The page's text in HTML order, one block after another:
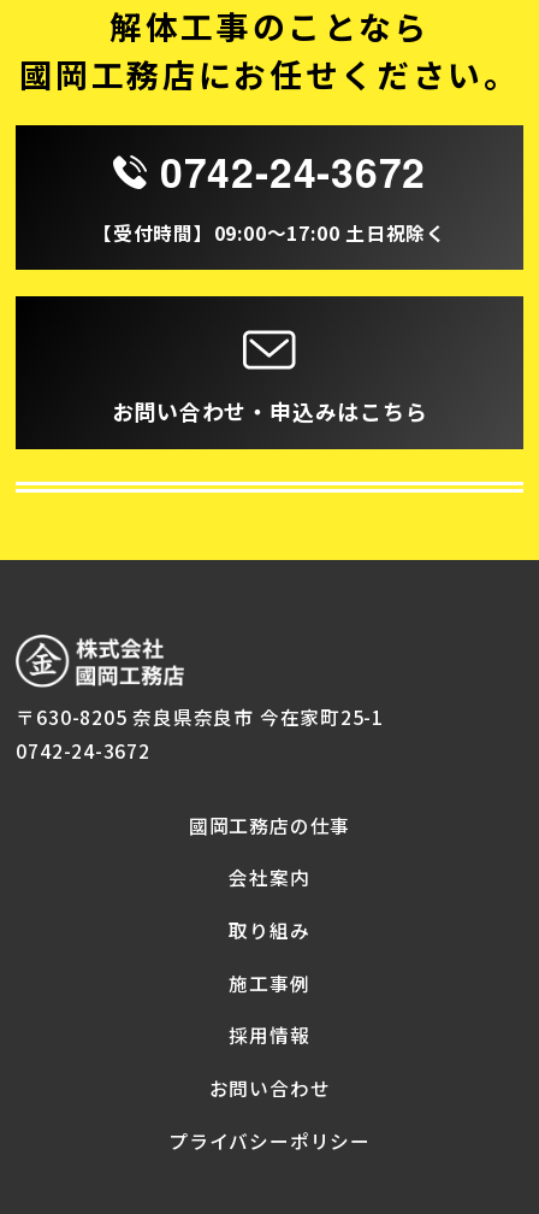
解体工事のことなら
國岡工務店にお任せください。
0742-24-3672
【受付時間】09:00～17:00 土日祝除く
お問い合わせ・申込みはこちら
〒630-8205 奈良県奈良市 今在家町25-1
0742-24-3672
國岡工務店の仕事
会社案内
取り組み
施工事例
採用情報
お問い合わせ
プライバシーポリシー